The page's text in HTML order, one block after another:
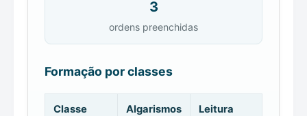
3
ordens preenchidas
Formação por classes
Classe Algarismos Leitura